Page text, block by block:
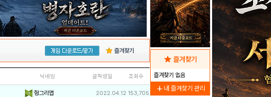
즐겨찾기
닉네임 글작성일 조회수
헝그리앱 2022.04.12 153,705
star 즐겨찾기
즐겨찾기 없음
add 내 즐겨찾기 관리